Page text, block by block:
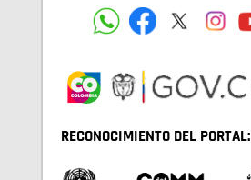
RECONOCIMIENTO DEL PORTAL: